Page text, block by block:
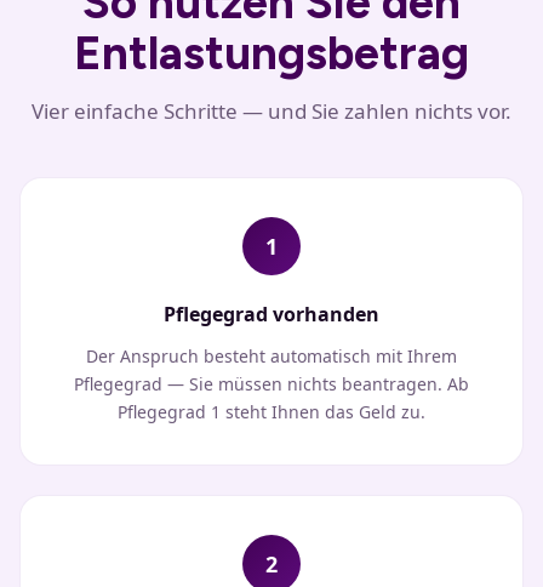
Entlastungsbetrag
Vier einfache Schritte — und Sie zahlen nichts vor.
1
Pflegegrad vorhanden
Der Anspruch besteht automatisch mit Ihrem
Pflegegrad — Sie müssen nichts beantragen. Ab
Pflegegrad 1 steht Ihnen das Geld zu.
2